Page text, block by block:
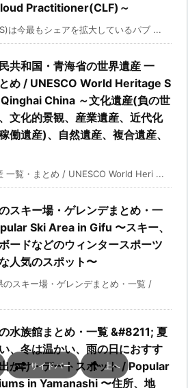
Practitioner(CLF)～
は今最もシェアを拡大しているパブ ...
共和国・青海省の世界遺産 一
め / UNESCO World Heritage S
China ～文化遺産(負の世
文化的景観、産業遺産、近代化
働遺産)、自然遺産、複合遺産、
一覧・まとめ / UNESCO World Heri ...
スキー場・ゲレンデまとめ・一
Ski Area in Gifu 〜スキー、
ードなどのウィンタースポーツ
人気のスポット〜
スキー場・ゲレンデまとめ・一覧 /
水族館まとめ・一覧 &#8211; 夏
、冬は温かい、雨の日におすす
かけ・デートスポット / Popular
in Yamanashi 〜住所、地
サイドバー 上へ